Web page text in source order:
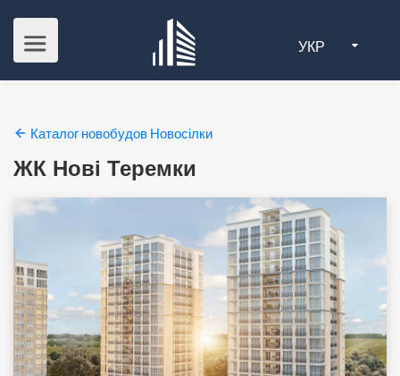
УКР
Каталог новобудов Новосілки
ЖК Нові Теремки